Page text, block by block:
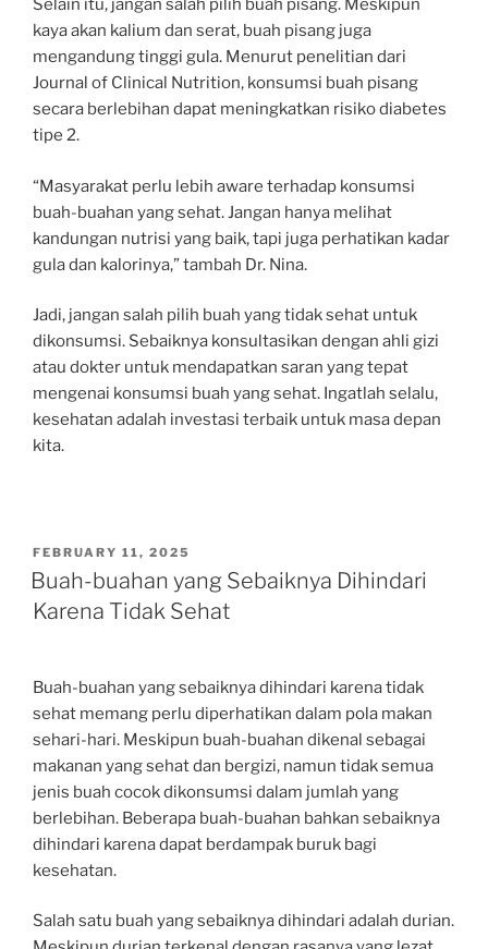
Selain itu, jangan salah pilih buah pisang. Meskipun
kaya akan kalium dan serat, buah pisang juga
mengandung tinggi gula. Menurut penelitian dari
Journal of Clinical Nutrition, konsumsi buah pisang
secara berlebihan dapat meningkatkan risiko diabetes
tipe 2.
“Masyarakat perlu lebih aware terhadap konsumsi
buah-buahan yang sehat. Jangan hanya melihat
kandungan nutrisi yang baik, tapi juga perhatikan kadar
gula dan kalorinya,” tambah Dr. Nina.
Jadi, jangan salah pilih buah yang tidak sehat untuk
dikonsumsi. Sebaiknya konsultasikan dengan ahli gizi
atau dokter untuk mendapatkan saran yang tepat
mengenai konsumsi buah yang sehat. Ingatlah selalu,
kesehatan adalah investasi terbaik untuk masa depan
kita.
POSTED
ON
FEBRUARY 11, 2025
Buah-buahan yang Sebaiknya Dihindari
Karena Tidak Sehat
Buah-buahan yang sebaiknya dihindari karena tidak
sehat memang perlu diperhatikan dalam pola makan
sehari-hari. Meskipun buah-buahan dikenal sebagai
makanan yang sehat dan bergizi, namun tidak semua
jenis buah cocok dikonsumsi dalam jumlah yang
berlebihan. Beberapa buah-buahan bahkan sebaiknya
dihindari karena dapat berdampak buruk bagi
kesehatan.
Salah satu buah yang sebaiknya dihindari adalah durian.